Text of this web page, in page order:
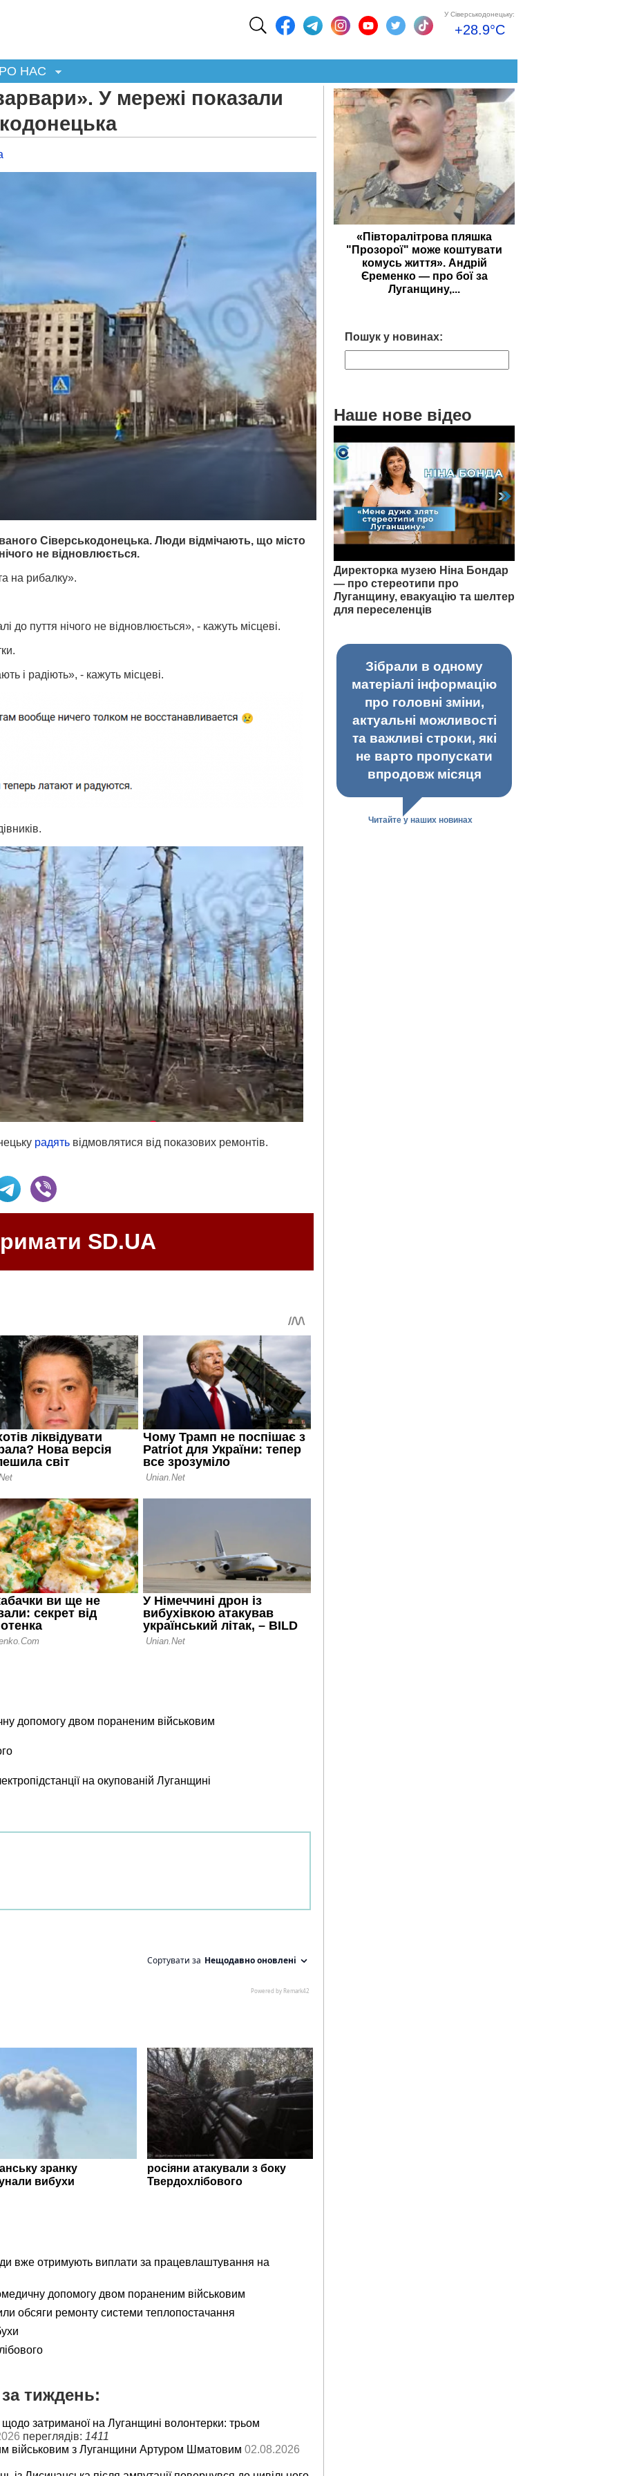
У Сіверськодонецьку:
+28.9°C
НАС
У мережі показали
Сіверськодонецька. Люди відмічають, що місто
не відновлюється.
на рибалку».
до пуття нічого не відновлюється», - кажуть місцеві.
і радіють», - кажуть місцеві.
радять відмовлятися від показових ремонтів.
SD.UA
допомогу двом пораненим військовим
на окупованій Луганщині
зранку
вибухи
росіяни атакували з боку
Твердохлібового
вже отримують виплати за працевлаштування на
допомогу двом пораненим військовим
обсяги ремонту системи теплопостачання
тиждень:
затриманої на Луганщині волонтерки: трьом
переглядів: 1411
військовим з Луганщини Артуром Шматовим 02.08.2026
«Півторалітрова пляшка
"Прозорої" може коштувати
комусь життя». Андрій
Єременко — про бої за
Луганщину,...
Пошук у новинах:
Наше нове відео
Директорка музею Ніна Бондар
— про стереотипи про
Луганщину, евакуацію та шелтер
для переселенців
Зібрали в одному
матеріалі інформацію
про головні зміни,
актуальні можливості
та важливі строки, які
не варто пропускати
впродовж місяця
Читайте у наших новинах